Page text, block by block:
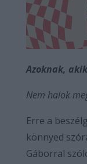
Azoknak,
Nem halok
Erre a
könnyed
Gáborral